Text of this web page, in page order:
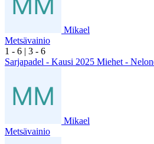
Mikael
Metsävainio
1 - 6 | 3 - 6
Sarjapadel - Kausi 2025 Miehet -
Mikael
Metsävainio